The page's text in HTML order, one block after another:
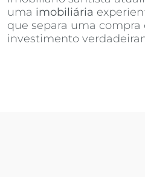
uma imobiliária
que separa uma
investimento